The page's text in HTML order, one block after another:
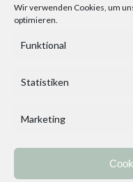
Wir verwenden Cookies, um
optimieren.
Funktional
Statistiken
Marketing